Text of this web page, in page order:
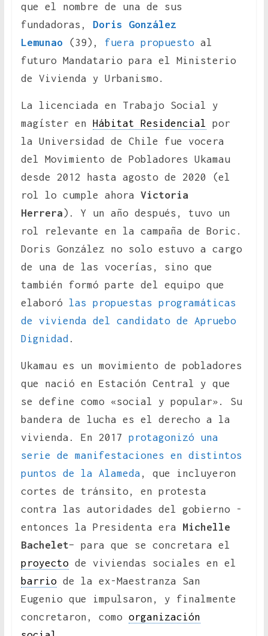
que el nombre de una de sus
fundadoras, Doris González
Lemunao(39), fuera propuesto al
futuro Mandatario para el Ministerio
de Vivienda y Urbanismo.
La licenciada en Trabajo Social y
magíster en Hábitat Residencial por
la Universidad de Chile fue vocera
del Movimiento de Pobladores Ukamau
desde 2012 hasta agosto de 2020 (el
rol lo cumple ahora Victoria
Herrera ). Y un año después, tuvo un
rol relevante en la campaña de Boric.
Doris González no solo estuvo a cargo
de una de las vocerías, sino que
también formó parte del equipo que
elaboró las propuestas programáticas
de vivienda del candidato de Apruebo
Dignidad .
Ukamau es un movimiento de pobladores
que nació en Estación Central y que
se define como «social y popular». Su
bandera de lucha es el derecho a la
vivienda. En 2017 protagonizó una
serie de manifestaciones en distintos
puntos de la Alameda , que incluyeron
cortes de tránsito, en protesta
contra las autoridades del gobierno -
entonces la Presidenta era Michelle
Bachelet– para que se concretara el
proyectode viviendas sociales en el
barriode la ex-Maestranza San
Eugenio que impulsaron, y finalmente
concretaron, como organización